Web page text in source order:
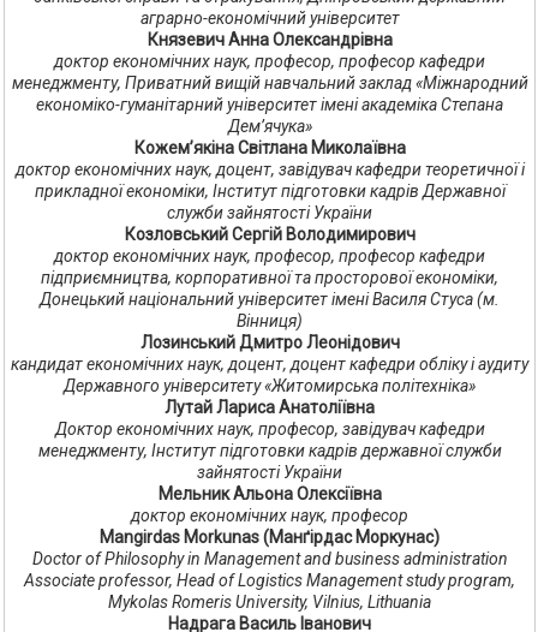
аграрно-економічний університет
Князевич Анна Олександрівна
доктор економічних наук, професор, професор кафедри
менеджменту, Приватний вищій навчальний заклад «Міжнародний
економіко-гуманітарний університет імені академіка Степана
Дем’ячука»
Кожем’якіна Світлана Миколаївна
доктор економічних наук, доцент, завідувач кафедри теоретичної і
прикладної економіки, Інститут підготовки кадрів Державної
служби зайнятості України
Козловський Сергій Володимирович
доктор економічних наук, професор, професор кафедри
підприємництва, корпоративної та просторової економіки,
Донецький національний університет імені Василя Стуса (м.
Вінниця)
Лозинський Дмитро Леонідович
кандидат економічних наук, доцент, доцент кафедри обліку і аудиту
Державного університету «Житомирська політехніка»
Лутай Лариса Анатоліївна
Доктор економічних наук, професор, завідувач кафедри
менеджменту, Інститут підготовки кадрів державної служби
зайнятості України
Мельник Альона Олексіївна
доктор економічних наук, професор
Mangirdas Morkunas (Манґірдас Моркунас)
Doctor of Philosophy in Management and business administration
Associate professor, Head of Logistics Management study program,
Mykolas Romeris University, Vilnius, Lithuania
Надрага Василь Іванович